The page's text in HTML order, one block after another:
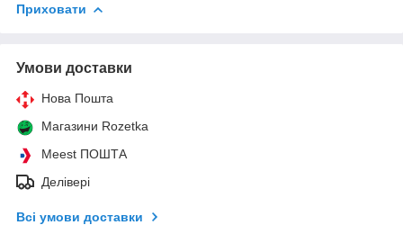
Приховати
Умови доставки
Нова Пошта
Магазини Rozetka
Meest ПОШТА
Делівері
Всі умови доставки